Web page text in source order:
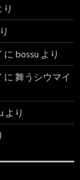
り
に bossu より
に 舞うシウマイ
より